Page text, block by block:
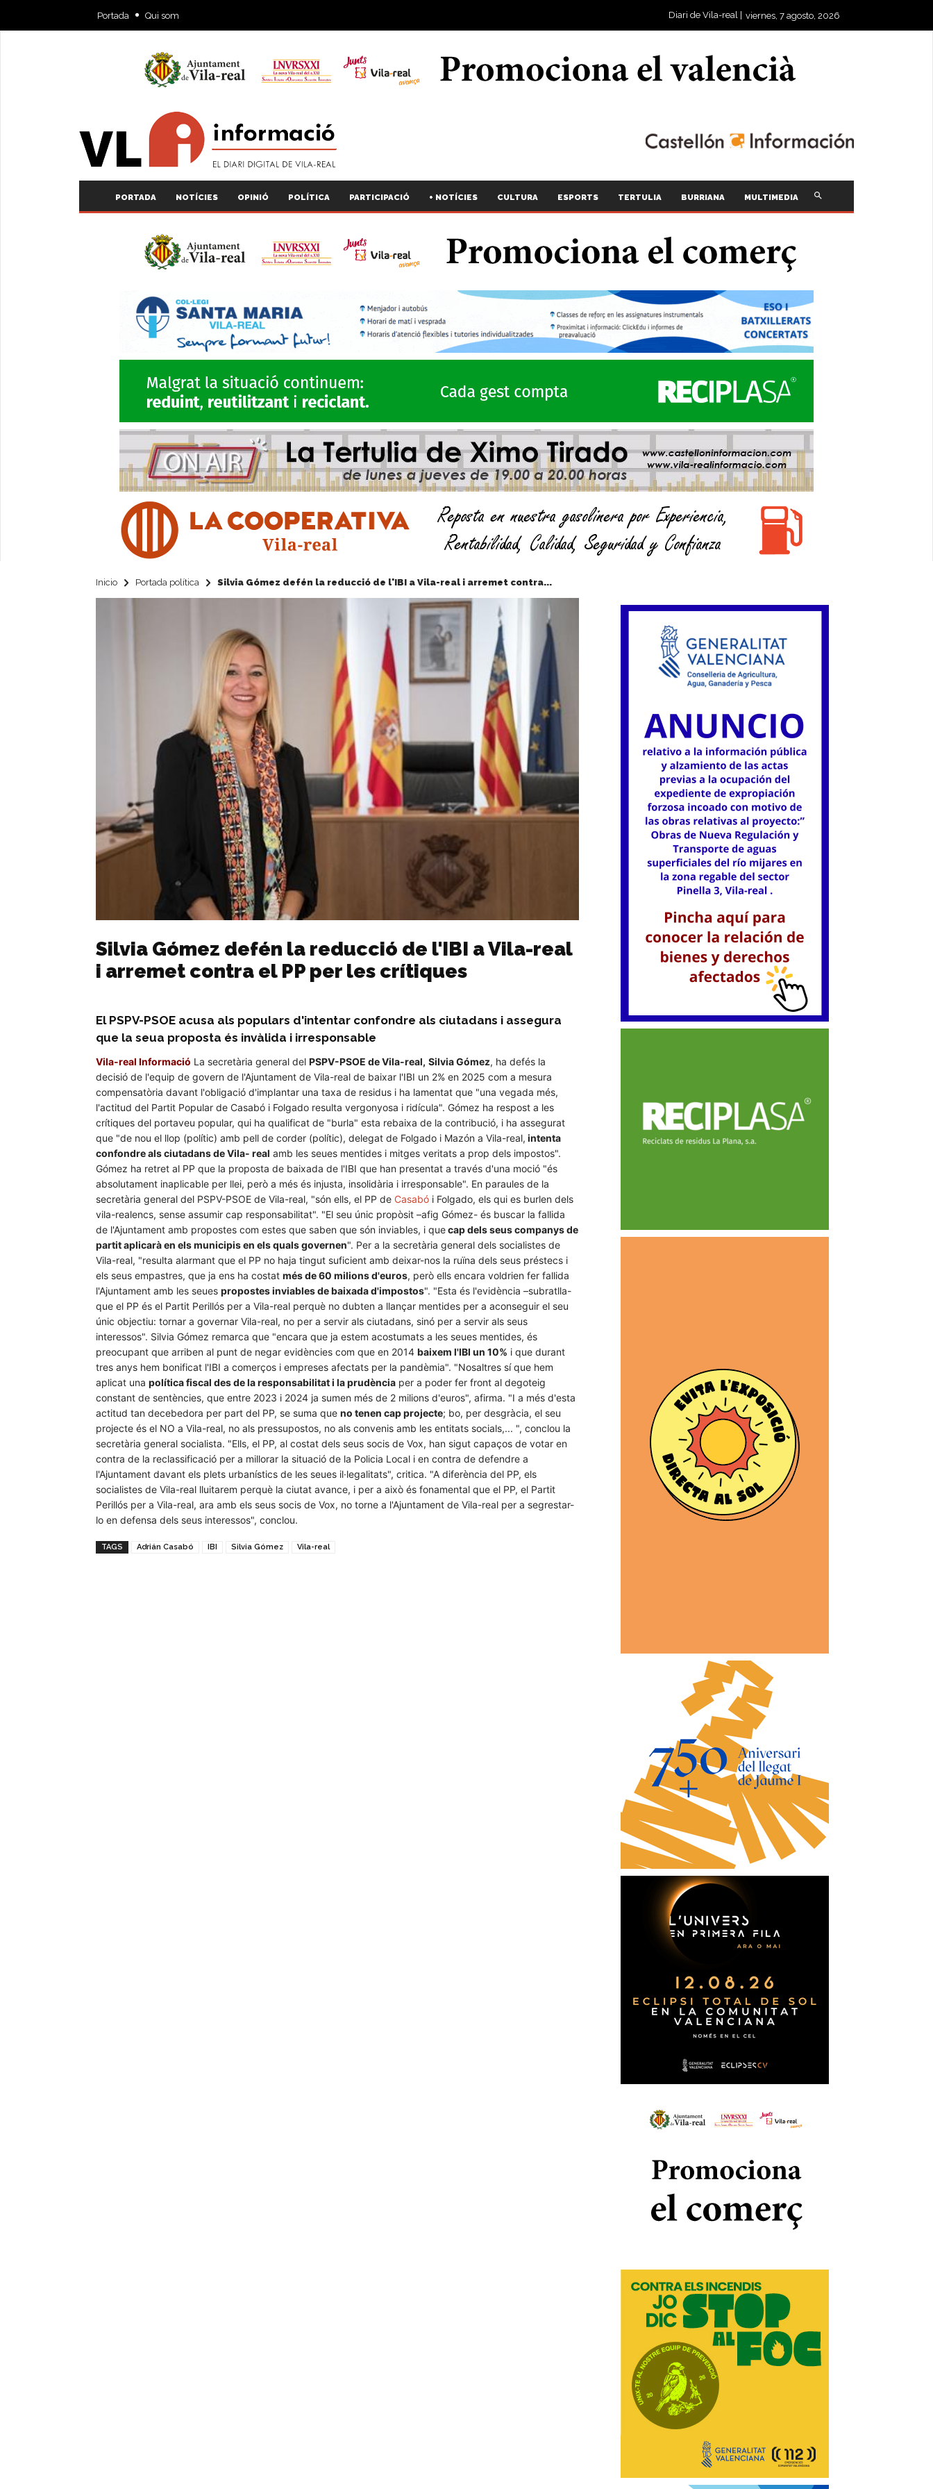
Portada Qui som Diari de Vila-real | viernes, 7 agosto, 2026
PORTADA NOTÍCIES OPINIÓ POLÍTICA PARTICIPACIÓ + NOTÍCIES CULTURA ESPORTS TERTULIA BURRIANA MULTIMEDIA
Inicio Portada política Silvia Gómez defén la reducció de l'IBI a Vila-real i arremet contra...
Silvia Gómez defén la reducció de l'IBI a Vila-real
i arremet contra el PP per les crítiques
El PSPV-PSOE acusa als populars d'intentar confondre als ciutadans i assegura
que la seua proposta és invàlida i irresponsable
Vila-real Informació La secretària general del PSPV-PSOE de Vila-real, Silvia Gómez, ha defés la
decisió de l'equip de govern de l'Ajuntament de Vila-real de baixar l'IBI un 2% en 2025 com a mesura
compensatòria davant l'obligació d'implantar una taxa de residus i ha lamentat que "una vegada més,
l'actitud del Partit Popular de Casabó i Folgado resulta vergonyosa i ridícula". Gómez ha respost a les
crítiques del portaveu popular, qui ha qualificat de "burla" esta rebaixa de la contribució, i ha assegurat
que "de nou el llop (polític) amb pell de corder (polític), delegat de Folgado i Mazón a Vila-real, intenta
confondre als ciutadans de Vila- real amb les seues mentides i mitges veritats a prop dels impostos".
Gómez ha retret al PP que la proposta de baixada de l'IBI que han presentat a través d'una moció "és
absolutament inaplicable per llei, però a més és injusta, insolidària i irresponsable". En paraules de la
secretària general del PSPV-PSOE de Vila-real, "són ells, el PP de Casabó i Folgado, els qui es burlen dels
vila-realencs, sense assumir cap responsabilitat". "El seu únic propòsit –afig Gómez- és buscar la fallida
de l'Ajuntament amb propostes com estes que saben que són inviables, i quecap dels seus companys de
partit aplicarà en els municipis en els quals governen". Per a la secretària general dels socialistes de
Vila-real, "resulta alarmant que el PP no haja tingut suficient amb deixar-nos la ruïna dels seus préstecs i
els seus empastres, que ja ens ha costat més de 60 milions d'euros, però ells encara voldrien fer fallida
l'Ajuntament amb les seues propostes inviables de baixada d'impostos". "Esta és l'evidència –subratlla-
que el PP és el Partit Perillós per a Vila-real perquè no dubten a llançar mentides per a aconseguir el seu
únic objectiu: tornar a governar Vila-real, no per a servir als ciutadans, sinó per a servir als seus
interessos". Silvia Gómez remarca que "encara que ja estem acostumats a les seues mentides, és
preocupant que arriben al punt de negar evidències com que en 2014 baixem l'IBI un 10% i que durant
tres anys hem bonificat l'IBI a comerços i empreses afectats per la pandèmia". "Nosaltres sí que hem
aplicat una política fiscal des de la responsabilitat i la prudència per a poder fer front al degoteig
constant de sentències, que entre 2023 i 2024 ja sumen més de 2 milions d'euros", afirma. "I a més d'esta
actitud tan decebedora per part del PP, se suma que no tenen cap projecte; bo, per desgràcia, el seu
projecte és el NO a Vila-real, no als pressupostos, no als convenis amb les entitats socials,... ", conclou la
secretària general socialista. "Ells, el PP, al costat dels seus socis de Vox, han sigut capaços de votar en
contra de la reclassificació per a millorar la situació de la Policia Local i en contra de defendre a
l'Ajuntament davant els plets urbanístics de les seues il·legalitats", critica. "A diferència del PP, els
socialistes de Vila-real lluitarem perquè la ciutat avance, i per a això és fonamental que el PP, el Partit
Perillós per a Vila-real, ara amb els seus socis de Vox, no torne a l'Ajuntament de Vila-real per a segrestar-
lo en defensa dels seus interessos", conclou.
TAGS Adrián Casabó IBI Silvia Gómez Vila-real